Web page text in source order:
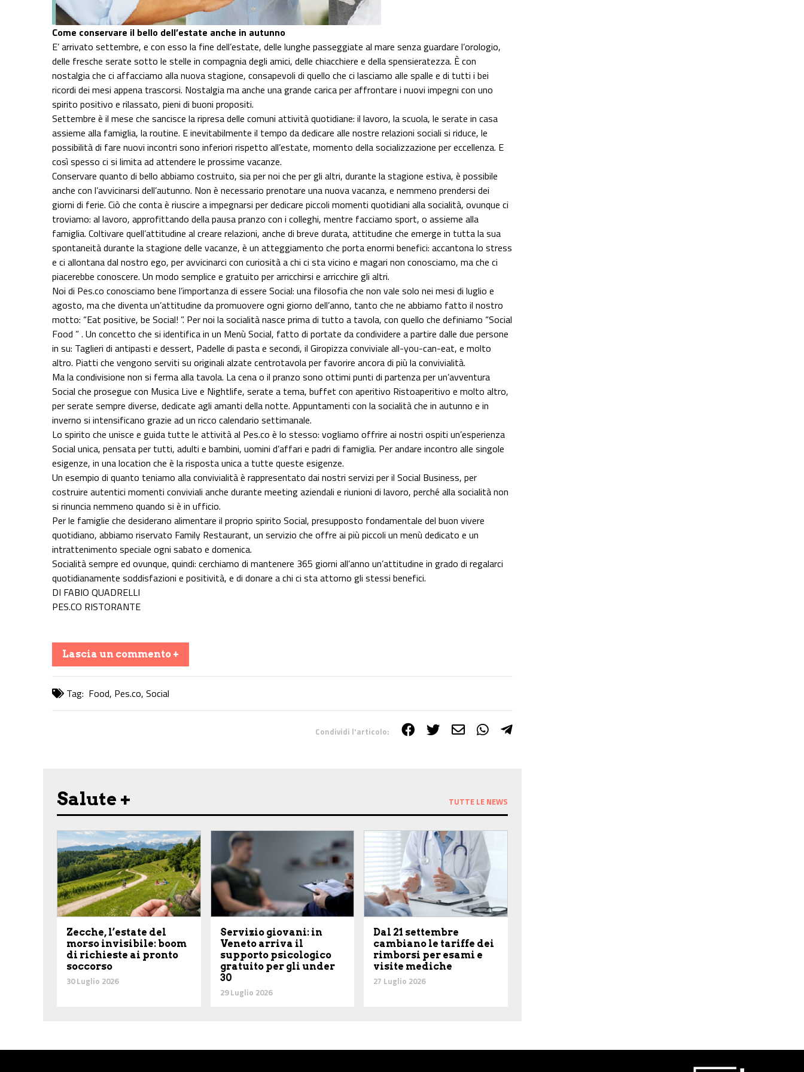
Come conservare il bello dell’estate anche in autunno
E’ arrivato settembre, e con esso la fine dell’estate, delle lunghe passeggiate al mare senza guardare l’orologio,
delle fresche serate sotto le stelle in compagnia degli amici, delle chiacchiere e della spensieratezza. È con
nostalgia che ci affacciamo alla nuova stagione, consapevoli di quello che ci lasciamo alle spalle e di tutti i bei
ricordi dei mesi appena trascorsi. Nostalgia ma anche una grande carica per affrontare i nuovi impegni con uno
spirito positivo e rilassato, pieni di buoni propositi.
Settembre è il mese che sancisce la ripresa delle comuni attività quotidiane: il lavoro, la scuola, le serate in casa
assieme alla famiglia, la routine. E inevitabilmente il tempo da dedicare alle nostre relazioni sociali si riduce, le
possibilità di fare nuovi incontri sono inferiori rispetto all’estate, momento della socializzazione per eccellenza. E
così spesso ci si limita ad attendere le prossime vacanze.
Conservare quanto di bello abbiamo costruito, sia per noi che per gli altri, durante la stagione estiva, è possibile
anche con l’avvicinarsi dell’autunno. Non è necessario prenotare una nuova vacanza, e nemmeno prendersi dei
giorni di ferie. Ciò che conta è riuscire a impegnarsi per dedicare piccoli momenti quotidiani alla socialità, ovunque ci
troviamo: al lavoro, approfittando della pausa pranzo con i colleghi, mentre facciamo sport, o assieme alla
famiglia. Coltivare quell’attitudine al creare relazioni, anche di breve durata, attitudine che emerge in tutta la sua
spontaneità durante la stagione delle vacanze, è un atteggiamento che porta enormi benefici: accantona lo stress
e ci allontana dal nostro ego, per avvicinarci con curiosità a chi ci sta vicino e magari non conosciamo, ma che ci
piacerebbe conoscere. Un modo semplice e gratuito per arricchirsi e arricchire gli altri.
Noi di Pes.co conosciamo bene l’importanza di essere Social: una filosofia che non vale solo nei mesi di luglio e
agosto, ma che diventa un’attitudine da promuovere ogni giorno dell’anno, tanto che ne abbiamo fatto il nostro
motto: “Eat positive, be Social! ”. Per noi la socialità nasce prima di tutto a tavola, con quello che definiamo “Social
Food ” . Un concetto che si identifica in un Menù Social, fatto di portate da condividere a partire dalle due persone
in su: Taglieri di antipasti e dessert, Padelle di pasta e secondi, il Giropizza conviviale all-you-can-eat, e molto
altro. Piatti che vengono serviti su originali alzate centrotavola per favorire ancora di più la convivialità.
Ma la condivisione non si ferma alla tavola. La cena o il pranzo sono ottimi punti di partenza per un’avventura
Social che prosegue con Musica Live e Nightlife, serate a tema, buffet con aperitivo Ristoaperitivo e molto altro,
per serate sempre diverse, dedicate agli amanti della notte. Appuntamenti con la socialità che in autunno e in
inverno si intensificano grazie ad un ricco calendario settimanale.
Lo spirito che unisce e guida tutte le attività al Pes.co è lo stesso: vogliamo offrire ai nostri ospiti un’esperienza
Social unica, pensata per tutti, adulti e bambini, uomini d’affari e padri di famiglia. Per andare incontro alle singole
esigenze, in una location che è la risposta unica a tutte queste esigenze.
Un esempio di quanto teniamo alla convivialità è rappresentato dai nostri servizi per il Social Business, per
costruire autentici momenti conviviali anche durante meeting aziendali e riunioni di lavoro, perché alla socialità non
si rinuncia nemmeno quando si è in ufficio.
Per le famiglie che desiderano alimentare il proprio spirito Social, presupposto fondamentale del buon vivere
quotidiano, abbiamo riservato Family Restaurant, un servizio che offre ai più piccoli un menù dedicato e un
intrattenimento speciale ogni sabato e domenica.
Socialità sempre ed ovunque, quindi: cerchiamo di mantenere 365 giorni all’anno un’attitudine in grado di regalarci
quotidianamente soddisfazioni e positività, e di donare a chi ci sta attorno gli stessi benefici.
DI FABIO QUADRELLI
PES.CO RISTORANTE
Lascia un commento +
Tag: Food, Pes.co, Social
Condividi l'articolo:
Salute + TUTTE LE NEWS
Zecche, l’estate del
morso invisibile: boom
di richieste ai pronto
soccorso
30 Luglio 2026
Servizio giovani: in
Veneto arriva il
supporto psicologico
gratuito per gli under
30
29 Luglio 2026
Dal 21 settembre
cambiano le tariffe dei
rimborsi per esami e
visite mediche
27 Luglio 2026